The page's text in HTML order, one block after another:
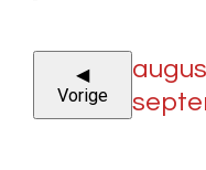
◀
Vorige